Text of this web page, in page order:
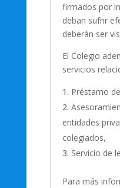
firmados por
deban sufrir
deberán ser
El Colegio
servicios
Préstamo
entidades
colegiados,
Servicio de
Para más